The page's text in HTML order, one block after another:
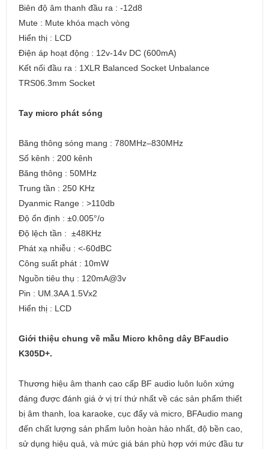
Biên độ âm thanh đầu ra : -12d8
Mute : Mute khóa mạch vòng
Hiển thị : LCD
Điện áp hoạt động : 12v-14v DC (600mA)
Kết nối đầu ra : 1XLR Balanced Socket Unbalance
TRS06.3mm Socket
Tay micro phát sóng
Băng thông sóng mang : 780MHz–830MHz
Số kênh : 200 kênh
Băng thông : 50MHz
Trung tần : 250 KHz
Dyanmic Range : >110db
Độ ổn định : ±0.005°/o
Độ lệch tần : ±48KHz
Phát xạ nhiễu : <-60dBC
Công suất phát : 10mW
Nguồn tiêu thụ : 120mA@3v
Pin : UM.3AA 1.5Vx2
Hiển thị : LCD
Giới thiệu chung về mẫu Micro không dây BFaudio
K305D+.
Thương hiệu âm thanh cao cấp BF audio luôn luôn xứng
đáng được đánh giá ở vị trí thứ nhất về các sản phẩm thiết
bị âm thanh, loa karaoke, cục đẩy và micro, BFAudio mang
đến chất lượng sản phẩm luôn hoàn hảo nhất, độ bền cao,
sử dụng hiệu quả, và mức giá bán phù hợp với mức đầu tư